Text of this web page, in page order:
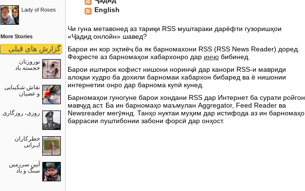
Lady of Roses
More Stories
گزارش های قبلی
نوروزتان
خجسته باد
نقاش شکیبایی
و عصيان
روزی، روزگاری
خطرکاران
ایـرانی
آیین سرزمین
سنگ و باد
English
Чи гуна метавонед аз тариқи RSS муштараки дарёфти гузоришҳои
«Ҷадид онлойн» шавед?
Барои ин кор эҳтиёҷ ба як барномахони RSS (RSS News Reader) доред.
Феҳресте аз барномаҳои хабархонро дар инҷо бибинед.
Барои иштирок кофист нишони норинҷӣ дар канори RSS-и мавриди
алоқаи худро ба дохили барномаи хабархон бибаред ва ё нишонии
интернетии онро дар барнома купӣ кунед.
Барномаҳои гуногуне барои хондани RSS дар Интернет ба сурати ройгон
мавҷуд аст. Ба ин барномаҳо маъмулан Aggregator, Feed Reader ва
Newsreader мегӯянд. Танҳо нуктаи муҳим дар истифода аз ин барномаҳо
баррасии пуштибонии забони форсӣ дар онҳост.